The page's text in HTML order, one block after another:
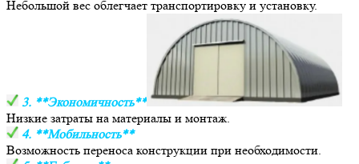
Небольшой вес облегчает транспортировку и установку.
3. **Экономичность**
Низкие затраты на материалы и монтаж.
4. **Мобильность**
Возможность переноса конструкции при необходимости.